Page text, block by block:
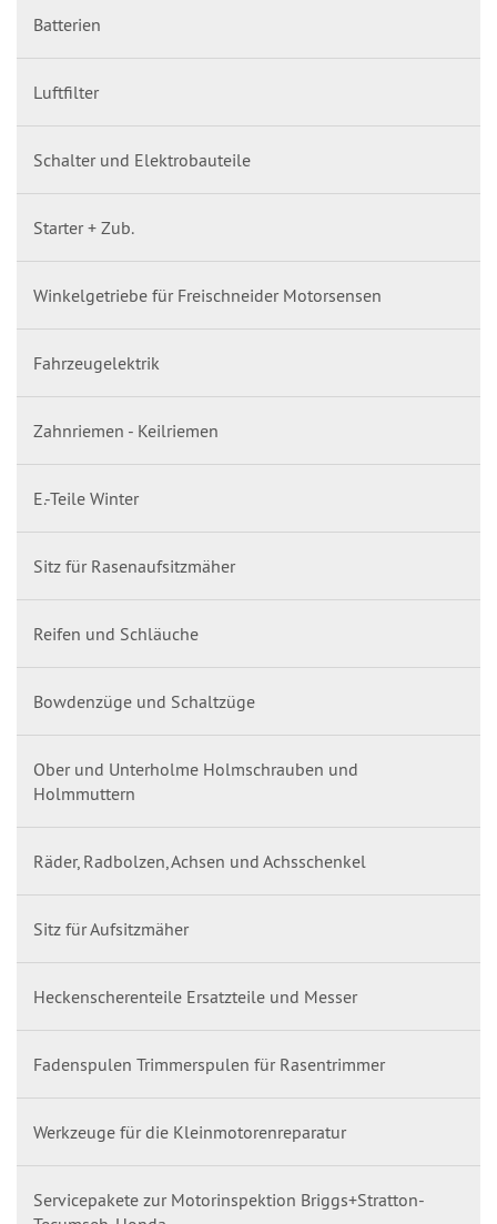
Batterien
Luftfilter
Schalter und Elektrobauteile
Starter + Zub.
Winkelgetriebe für Freischneider Motorsensen
Fahrzeugelektrik
Zahnriemen - Keilriemen
E.-Teile Winter
Sitz für Rasenaufsitzmäher
Reifen und Schläuche
Bowdenzüge und Schaltzüge
Ober und Unterholme Holmschrauben und
Holmmuttern
Räder, Radbolzen, Achsen und Achsschenkel
Sitz für Aufsitzmäher
Heckenscherenteile Ersatzteile und Messer
Fadenspulen Trimmerspulen für Rasentrimmer
Werkzeuge für die Kleinmotorenreparatur
Servicepakete zur Motorinspektion Briggs+Stratton-